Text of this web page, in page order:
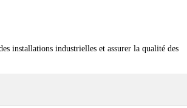
installations industrielles et assurer la qualité des